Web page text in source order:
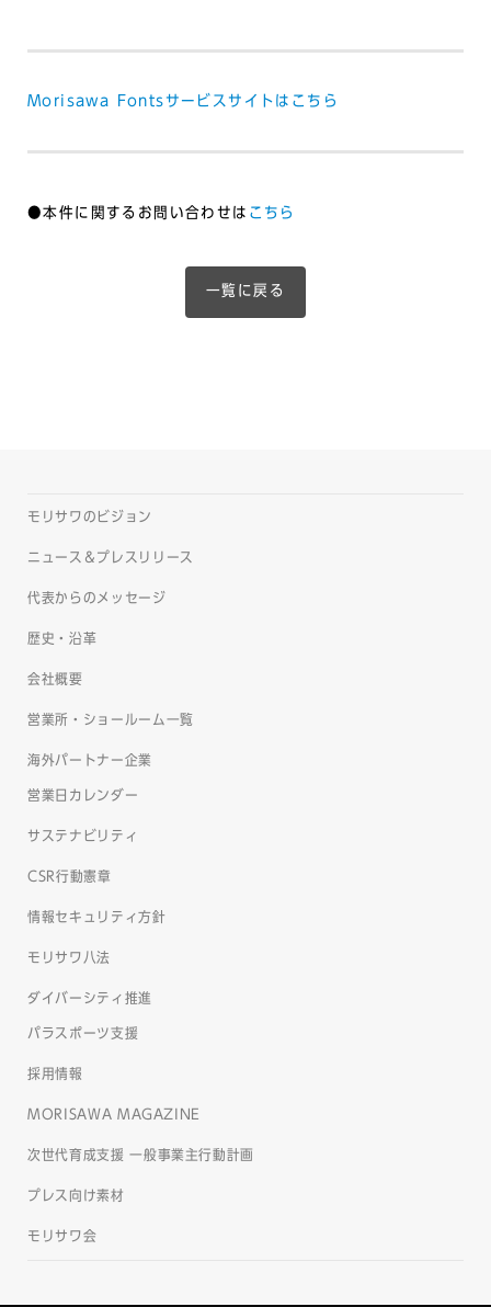
Morisawa Fontsサービスサイトはこちら
●本件に関するお問い合わせは こちら
一覧に戻る
モリサワのビジョン
ニュース＆プレスリリース
代表からのメッセージ
歴史・沿革
会社概要
営業所・ショールーム一覧
海外パートナー企業
営業日カレンダー
サステナビリティ
CSR行動憲章
情報セキュリティ方針
モリサワ八法
ダイバーシティ推進
パラスポーツ支援
採用情報
MORISAWA MAGAZINE
次世代育成支援 一般事業主行動計画
プレス向け素材
モリサワ会